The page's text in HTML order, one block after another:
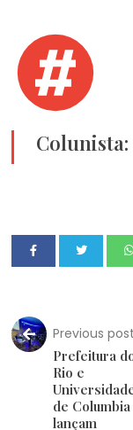
Colunista:
Previous post
Prefeitura
Rio e
de Columbia
lançam